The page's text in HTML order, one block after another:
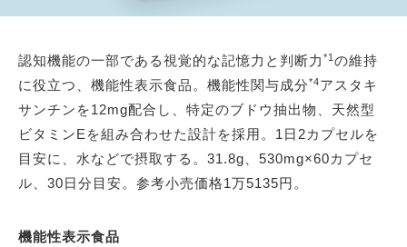
認知機能の一部である視覚的な記憶力と判断力 *1 の維持
に役立つ、機能性表示食品。機能性関与成分*4アスタキ
サンチンを12mg配合し、特定のブドウ抽出物、天然型
ビタミンEを組み合わせた設計を採用。1日2カプセルを
目安に、水などで摂取する。31.8g、530mg×60カプセ
ル、30日分目安。参考小売価格1万5135円。
機能性表示食品